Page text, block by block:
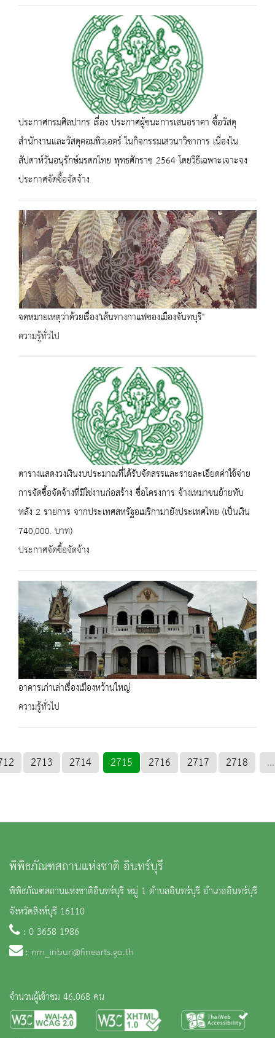
ประกาศกรมศิลปากร เรื่อง ประกาศผู้ชนะการเสนอราคา ซื้อวัสดุ
สำนักงานและวัสดุคอมพิวเอตร์ ในกิจกรรมเสวนาวิชาการ เนื่องใน
สัปดาห์วันอนุรักษ์มรดกไทย พุทธศักราช 2564 โดยวิธีเฉพาะเจาะจง
ประกาศจัดซื้อจัดจ้าง
จดหมายเหตุว่าด้วยเรื่อง"เส้นทางกาแฟของเมืองจันทบุรี"
ความรู้ทั่วไป
ตารางแสดงวงเงินงบประมาณที่ได้รับจัดสรรและรายละเอียดค่าใช้จ่าย
การจัดซื้อจัดจ้างที่มิใช่งานก่อสร้าง ซื่อโครงการ จ้างเหมาขนย้ายทับ
หลัง 2 รายการ จากประเทศสหรัฐอเมริกามายังประเทศไทย (เป็นเงิน
740,000. บาท)
ประกาศจัดซื้อจัดจ้าง
อาคารเก่าเล่าเรื่องเมืองหว้านใหญ่
ความรู้ทั่วไป
2713 2714 2715 2716 2717 2718 ...
พิพิธภัณฑสถานแห่งชาติ อินทร์บุรี
พิพิธภัณฑสถานแห่งชาติอินทร์บุรี หมู่ 1 ตำบลอินทร์บุรี อำเภออินทร์บุรี
จังหวัดสิงห์บุรี 16110
: 0 3658 1986
: nm_inburi@finearts.go.th
จำนวนผู้เข้าชม 46,068 คน